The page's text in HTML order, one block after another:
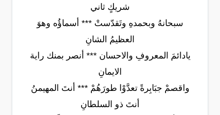
شريكٍ ثاني
سبحانهُ وبحمدهِ وتَقدّستْ *** أسماؤُه وهوَ
العظيمُ الشانِ
يادائمَ المعروفِ والاحسان *** أنصر بمنك راية
الايمانِ
واقصمْ جبَابِرةً تعدَّوْا طورَهُمْ *** أنتَ المهيمنُ
أنتَ ذو السلطانِ